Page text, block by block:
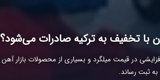
با تخفیف به ترکیه صادرات می‌شود؟
به ثبت رساند.